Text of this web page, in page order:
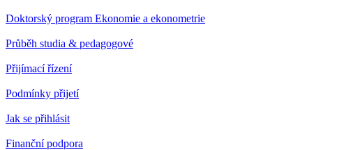
Doktorský program Ekonomie a ekonometrie
Průběh studia & pedagogové
Přijímací řízení
Podmínky přijetí
Jak se přihlásit
Finanční podpora